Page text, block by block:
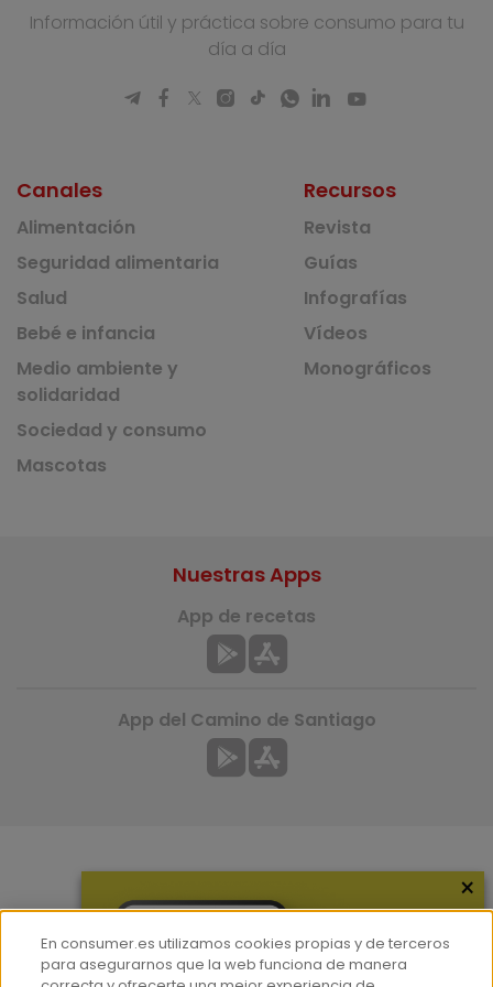
Información útil y práctica sobre consumo para tu
día a día
Canales
Alimentación
Seguridad alimentaria
Salud
Bebé e infancia
Medio ambiente y
solidaridad
Sociedad y consumo
Mascotas
Recursos
Revista
Guías
Infografías
Vídeos
Monográficos
Hemeroteca
Nuestras Apps
App de recetas
App del Camino de Santiago
×
En consumer.es utilizamos cookies propias y de terceros
para asegurarnos que la web funciona de manera